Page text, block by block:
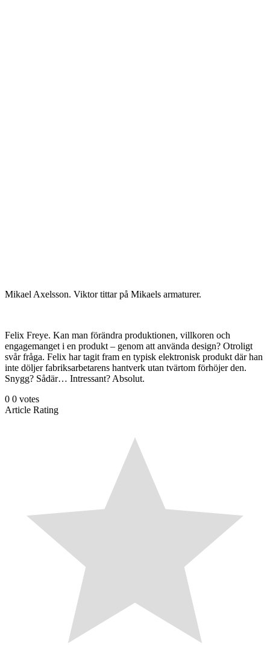
Mikael Axelsson. Viktor tittar på Mikaels armaturer.
Felix Freye. Kan man förändra produktionen, villkoren och
engagemanget i en produkt – genom att använda design? Otroligt
svår fråga. Felix har tagit fram en typisk elektronisk produkt där han
inte döljer fabriksarbetarens hantverk utan tvärtom förhöjer den.
Snygg? Sådär… Intressant? Absolut.
0 0 votes
Article Rating